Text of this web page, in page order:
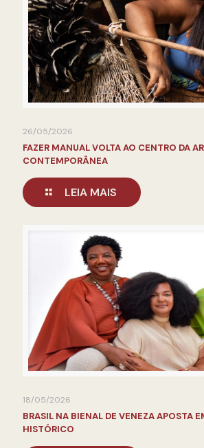
26/05/2026
FAZER MANUAL VOLTA AO CENTRO DA
CONTEMPORÂNEA
LEIA MAIS
18/05/2026
BRASIL NA BIENAL DE VENEZA APOSTA
HISTÓRICO